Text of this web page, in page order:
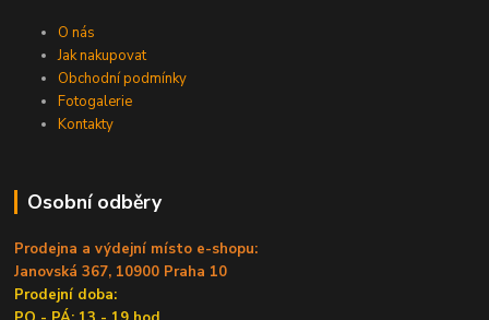
O nás
Jak nakupovat
Obchodní podmínky
Fotogalerie
Kontakty
Osobní odběry
Prodejna a výdejní místo e-shopu:
Janovská 367, 10900 Praha 10
Prodejní doba: